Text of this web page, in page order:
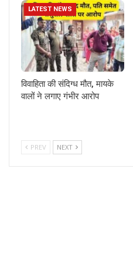
LATEST NEWS
विवाहिता की संदिग्ध मौत, मायके
वालों ने लगाए गंभीर आरोप
PREV NEXT